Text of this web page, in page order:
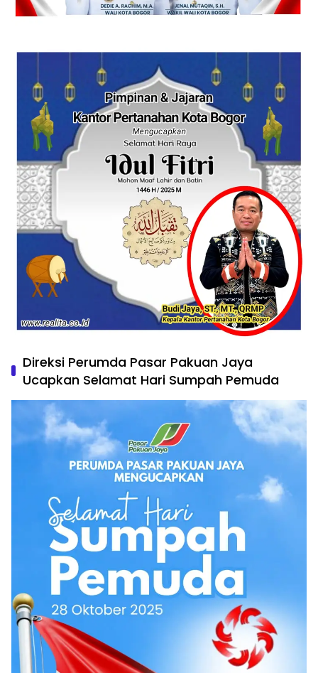
Direksi Perumda Pasar Pakuan Jaya
Ucapkan Selamat Hari Sumpah Pemuda